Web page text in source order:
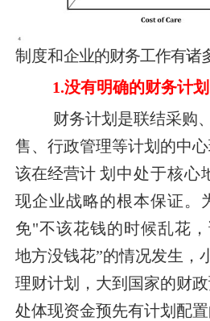
制度和企业的财务工作有诸
1.没有明确的财务计划
财务计划是联结采购
售、行政管理等计划的中
该在经营计划中处于核心
现企业战略的根本保证。
免"不该花钱的时候乱花，
地方没钱花”的情况发生，
理财计划，大到国家的财
处体现资金预先有计划配